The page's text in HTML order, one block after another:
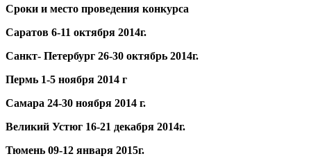
Сроки и место проведения конкурса
Саратов 6-11 октября 2014г.
Санкт- Петербург 26-30 октябрь 2014г.
Пермь 1-5 ноября 2014 г
Самара 24-30 ноября 2014 г.
Великий Устюг 16-21 декабря 2014г.
Тюмень 09-12 января 2015г.